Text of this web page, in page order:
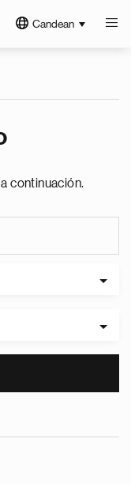
Candean
continuación.